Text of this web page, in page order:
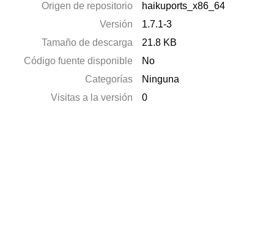
Origen de repositorio
haikuports_x86_64
Versión
1.7.1-3
Tamaño de descarga
21.8 KB
Código fuente disponible
No
Categorías
Ninguna
Visitas a la versión
0